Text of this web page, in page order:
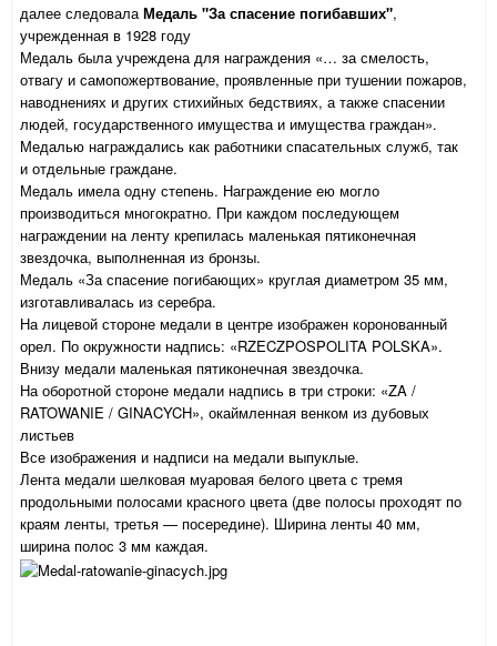
далее следовалаМедаль "За спасение погибавших",
учрежденная в 1928 году
Медаль была учреждена для награждения «… за смелость,
отвагу и самопожертвование, проявленные при тушении пожаров,
наводнениях и других стихийных бедствиях, а также спасении
людей, государственного имущества и имущества граждан».
Медалью награждались как работники спасательных служб, так
и отдельные граждане.
Медаль имела одну степень. Награждение ею могло
производиться многократно. При каждом последующем
награждении на ленту крепилась маленькая пятиконечная
звездочка, выполненная из бронзы.
Медаль «За спасение погибающих» круглая диаметром 35 мм,
изготавливалась из серебра.
На лицевой стороне медали в центре изображен коронованный
орел. По окружности надпись: «RZECZPOSPOLITA POLSKA».
Внизу медали маленькая пятиконечная звездочка.
На оборотной стороне медали надпись в три строки: «ZA /
RATOWANIE / GINACYCH», окаймленная венком из дубовых
листьев
Все изображения и надписи на медали выпуклые.
Лента медали шелковая муаровая белого цвета с тремя
продольными полосами красного цвета (две полосы проходят по
краям ленты, третья — посередине). Ширина ленты 40 мм,
ширина полос 3 мм каждая.